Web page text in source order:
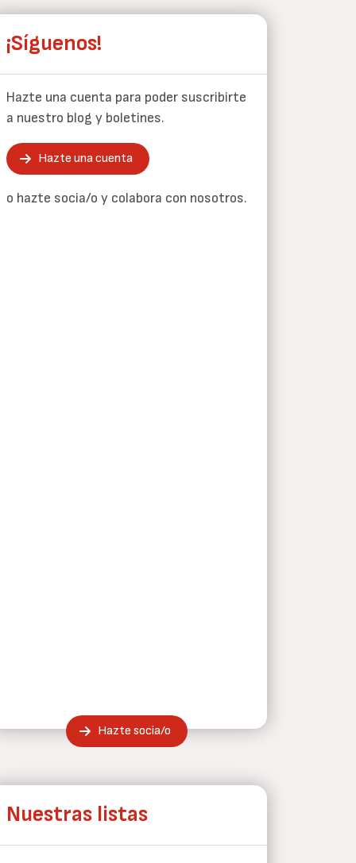
¡Síguenos!
Hazte una cuenta para poder suscribirte
a nuestro blog y boletines.
Hazte una cuenta
o hazte socia/o y colabora con nosotros.
Hazte socia/o
Nuestras listas